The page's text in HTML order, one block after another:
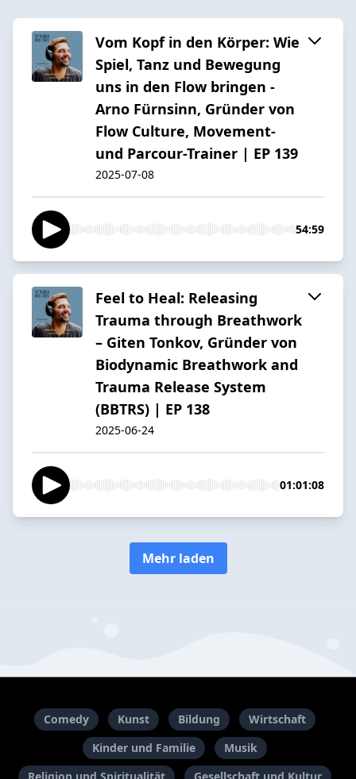
Vom Kopf in den Körper: Wie
Spiel, Tanz und Bewegung
uns in den Flow bringen -
Arno Fürnsinn, Gründer von
Flow Culture, Movement-
und Parcour-Trainer | EP 139
2025-07-08
54:59
Feel to Heal: Releasing
Trauma through Breathwork
– Giten Tonkov, Gründer von
Biodynamic Breathwork and
Trauma Release System
(BBTRS) | EP 138
2025-06-24
01:01:08
Mehr laden
Comedy Kunst Bildung
Wirtschaft
Kinder und Familie
Musik